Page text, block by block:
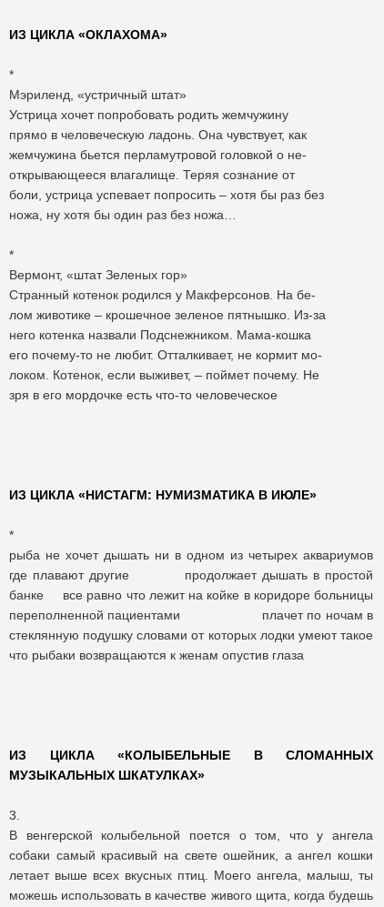
ИЗ ЦИКЛА «ОКЛАХОМА»
*
Мэриленд, «устричный штат»
Устрица хочет попробовать родить жемчужину
прямо в человеческую ладонь. Она чувствует, как
жемчужина бьется перламутровой головкой о не-
открывающееся влагалище. Теряя сознание от
боли, устрица успевает попросить – хотя бы раз без
ножа, ну хотя бы один раз без ножа…
*
Вермонт, «штат Зеленых гор»
Странный котенок родился у Макферсонов. На бе-
лом животике – крошечное зеленое пятнышко. Из-за
него котенка назвали Подснежником. Мама-кошка
его почему-то не любит. Отталкивает, не кормит мо-
локом. Котенок, если выживет, – поймет почему. Не
зря в его мордочке есть что-то человеческое
ИЗ ЦИКЛА «НИСТАГМ: НУМИЗМАТИКА В ИЮЛЕ»
*
рыба не хочет дышать ни в одном из четырех аквариумов
где плавают другие продолжает дышать в простой
банке все равно что лежит на койке в коридоре больницы
переполненной пациентами плачет по ночам в
стеклянную подушку словами от которых лодки умеют такое
что рыбаки возвращаются к женам опустив глаза
ИЗ ЦИКЛА «КОЛЫБЕЛЬНЫЕ В СЛОМАННЫХ
МУЗЫКАЛЬНЫХ ШКАТУЛКАХ»
3.
В венгерской колыбельной поется о том, что у ангела
собаки самый красивый на свете ошейник, а ангел кошки
летает выше всех вкусных птиц. Моего ангела, малыш, ты
можешь использовать в качестве живого щита, когда будешь